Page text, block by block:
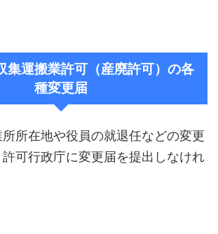
集運搬業許可（産廃許可）の各
種変更届
所在地や役員の就退任などの変更
可行政庁に変更届を提出しなけれ